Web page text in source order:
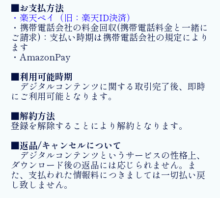
■お支払方法
・楽天ペイ（旧：楽天ID決済）
・携帯電話会社の料金回収(携帯電話料金と一緒に
ご請求)：支払い時期は携帯電話会社の規定により
ます
・AmazonPay
■利用可能時期
デジタルコンテンツに関する取引完了後、即時
にご利用可能となります。
■解約方法
登録を解除することにより解約となります。
■返品/キャンセルについて
デジタルコンテンツというサービスの性格上、
ダウンロード後の返品には応じられません。ま
た、支払われた情報料につきましては一切払い戻
し致しません。